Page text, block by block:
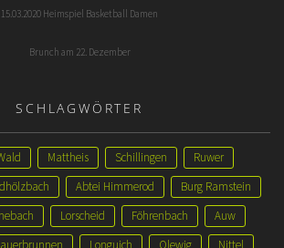
15.03.2020 Heimspiel Basketball Damen
Brunch am 22. Dezember
SCHLAGWÖRTER
Mattheis Schillingen
Ruwer
Abtei Himmerod
Burg Ramstein
Lorscheid Föhrenbach
Auw
Longuich Olewig Nittel